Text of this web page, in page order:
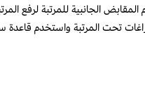
الجانبية للمرتبة لرفع
تحت المرتبة واستخدم قاعدة